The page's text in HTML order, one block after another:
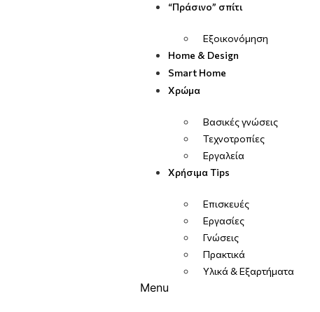
“Πράσινο” σπίτι
Εξοικονόμηση
Home & Design
Smart Home
Χρώμα
Βασικές γνώσεις
Τεχνοτροπίες
Εργαλεία
Χρήσιμα Tips
Επισκευές
Εργασίες
Γνώσεις
Πρακτικά
Υλικά & Εξαρτήματα
Menu